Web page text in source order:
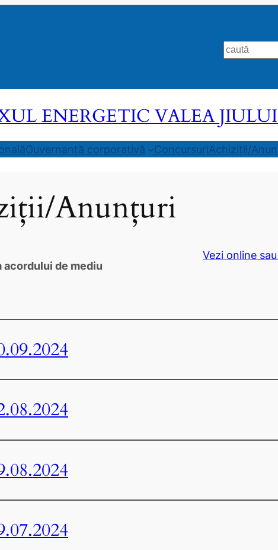
Search
ENERGETIC VALEA JIULUI
Guvernanță corporativă ConcursuriAchiziții/
Anunțuri
de mediu
Vezi online